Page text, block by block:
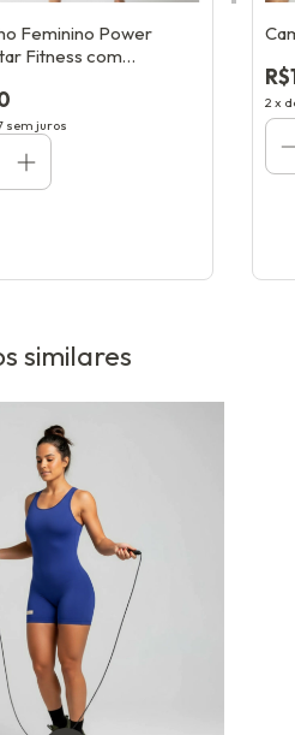
Feminino Power
Fitness com
sem juros
2 x
similares